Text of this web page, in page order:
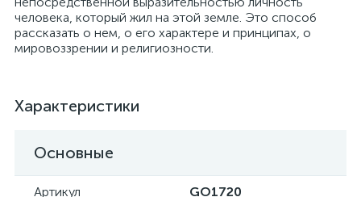
человека, который жил на этой земле. Это способ
рассказать о нем, о его характере и принципах, о
мировоззрении и религиозности.
Характеристики
Основные
Артикул GO1720